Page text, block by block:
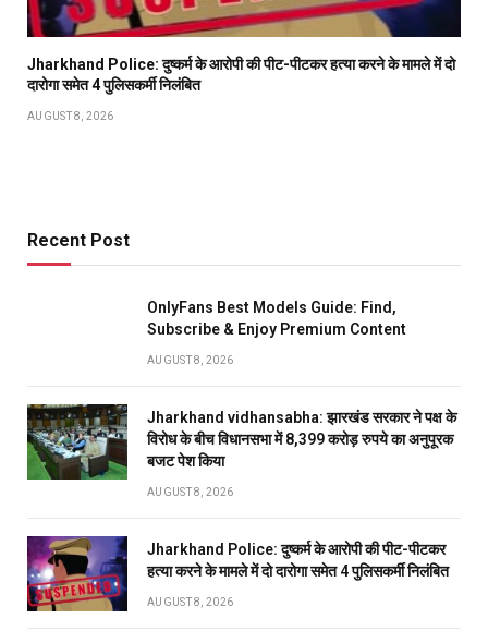
Jharkhand Police: दुष्कर्म के आरोपी की पीट-पीटकर हत्या करने के मामले में दो
दारोगा समेत 4 पुलिसकर्मी निलंबित
AUGUST 8, 2026
Recent Post
OnlyFans Best Models Guide: Find,
Subscribe & Enjoy Premium Content
AUGUST 8, 2026
Jharkhand vidhansabha: झारखंड सरकार ने पक्ष के
विरोध के बीच विधानसभा में 8,399 करोड़ रुपये का अनुपूरक
बजट पेश किया
AUGUST 8, 2026
Jharkhand Police: दुष्कर्म के आरोपी की पीट-पीटकर
हत्या करने के मामले में दो दारोगा समेत 4 पुलिसकर्मी निलंबित
AUGUST 8, 2026